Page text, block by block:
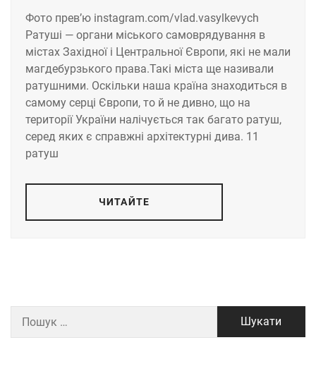
Фото прев’ю instagram.com/vlad.vasylkevych
Ратуші — органи міського самоврядування в
містах Західної і Центральної Європи, які не мали
магдебурзького права.Такі міста ще називали
ратушними. Оскільки наша країна знаходиться в
самому серці Європи, то й не дивно, що на
території України налічується так багато ратуш,
серед яких є справжні архітектурні дива. 11
ратуш
ЧИТАЙТЕ